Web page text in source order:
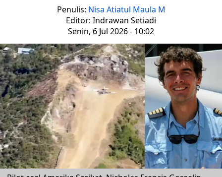
Penulis: Nisa Atiatul Maula M
Editor: Indrawan Setiadi
Senin, 6 Jul 2026 - 10:02